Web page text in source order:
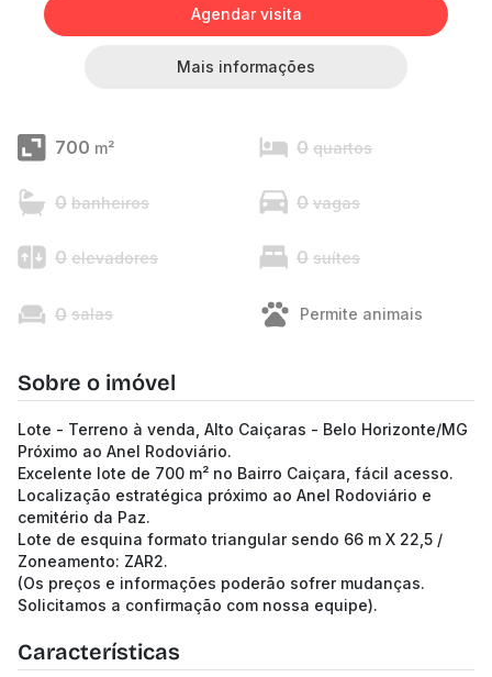
Agendar visita
Mais informações
700 m² 0 quartos
0 banheiros 0 vagas
0 elevadores 0 suítes
0 salas Permite animais
Sobre o imóvel
Lote - Terreno à venda, Alto Caiçaras - Belo Horizonte/MG
Próximo ao Anel Rodoviário.
Excelente lote de 700 m² no Bairro Caiçara, fácil acesso.
Localização estratégica próximo ao Anel Rodoviário e
cemitério da Paz.
Lote de esquina formato triangular sendo 66 m X 22,5 /
Zoneamento: ZAR2.
(Os preços e informações poderão sofrer mudanças.
Solicitamos a confirmação com nossa equipe).
Características